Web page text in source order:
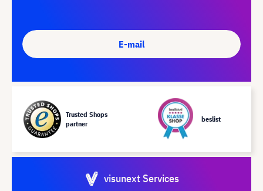
E-mail
Trusted Shops
partner
beslist
visunext Services